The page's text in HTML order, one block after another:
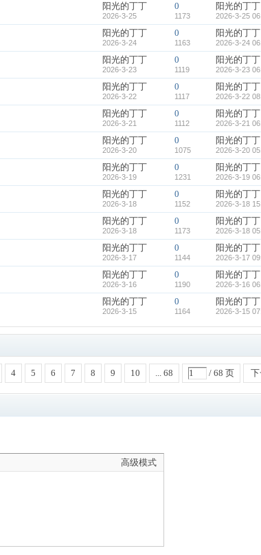
阳光的丁丁
2026-3-25
0
1173
阳光的丁丁
2026-3-25
阳光的丁丁
2026-3-24
0
1163
阳光的丁丁
2026-3-24
阳光的丁丁
2026-3-23
0
1119
阳光的丁丁
2026-3-23
阳光的丁丁
2026-3-22
0
1117
阳光的丁丁
2026-3-22
阳光的丁丁
2026-3-21
0
1112
阳光的丁丁
2026-3-21
阳光的丁丁
2026-3-20
0
1075
阳光的丁丁
2026-3-20
阳光的丁丁
2026-3-19
0
1231
阳光的丁丁
2026-3-19
阳光的丁丁
2026-3-18
0
1152
阳光的丁丁
2026-3-18
阳光的丁丁
2026-3-18
0
1173
阳光的丁丁
2026-3-18
阳光的丁丁
2026-3-17
0
1144
阳光的丁丁
2026-3-17
阳光的丁丁
2026-3-16
0
1190
阳光的丁丁
2026-3-16
阳光的丁丁
2026-3-15
0
1164
阳光的丁丁
2026-3-15
4 5 6 7 8 9 10 ... 68 / 68 页
高级模式